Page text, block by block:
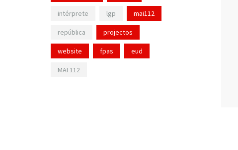
intérprete lgp mai112
república projectos
website fpas eud
MAI 112